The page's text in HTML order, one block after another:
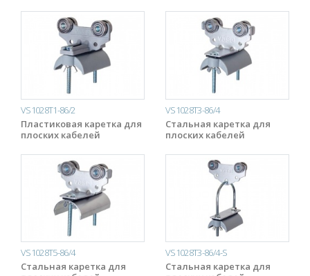
VS1028T1-86/2
Пластиковая каретка для
плоских кабелей
VS1028T3-86/4
Стальная каретка для
плоских кабелей
VS1028T5-86/4
Стальная каретка для
VS1028T3-86/4-S
Стальная каретка для